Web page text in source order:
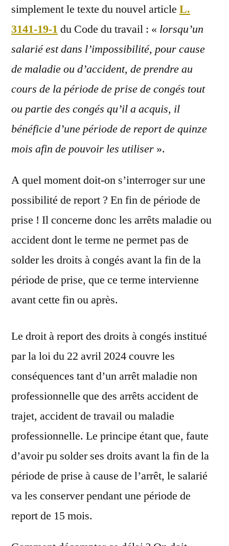
simplement le texte du nouvel article L.
3141-19-1 du Code du travail : « lorsqu’un
salarié est dans l’impossibilité, pour cause
de maladie ou d’accident, de prendre au
cours de la période de prise de congés tout
ou partie des congés qu’il a acquis, il
bénéficie d’une période de report de quinze
mois afin de pouvoir les utiliser ».
A quel moment doit-on s’interroger sur une
possibilité de report ? En fin de période de
prise ! Il concerne donc les arrêts maladie ou
accident dont le terme ne permet pas de
solder les droits à congés avant la fin de la
période de prise, que ce terme intervienne
avant cette fin ou après.
Le droit à report des droits à congés institué
par la loi du 22 avril 2024 couvre les
conséquences tant d’un arrêt maladie non
professionnelle que des arrêts accident de
trajet, accident de travail ou maladie
professionnelle. Le principe étant que, faute
d’avoir pu solder ses droits avant la fin de la
période de prise à cause de l’arrêt, le salarié
va les conserver pendant une période de
report de 15 mois.